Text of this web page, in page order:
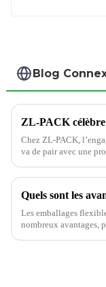
Blog
Chez ZL-PACK,
va de pair avec une
Les emballages
nombreux avantages,